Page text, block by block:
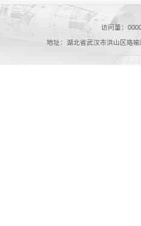
访问量：
地址：湖北省武汉市洪山区珞